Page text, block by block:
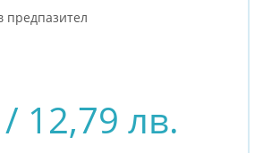
предпазител
12,79 лв.